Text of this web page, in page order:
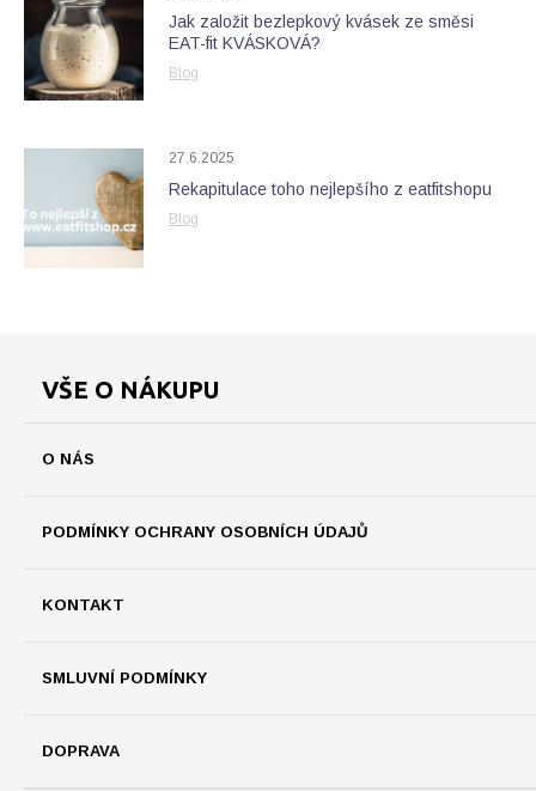
Jak založit bezlepkový kvásek ze směsi
EAT-fit KVÁSKOVÁ?
Blog
27.6.2025
Rekapitulace toho nejlepšího z eatfitshopu
Blog
VŠE O NÁKUPU
O NÁS
PODMÍNKY OCHRANY OSOBNÍCH ÚDAJŮ
KONTAKT
SMLUVNÍ PODMÍNKY
DOPRAVA